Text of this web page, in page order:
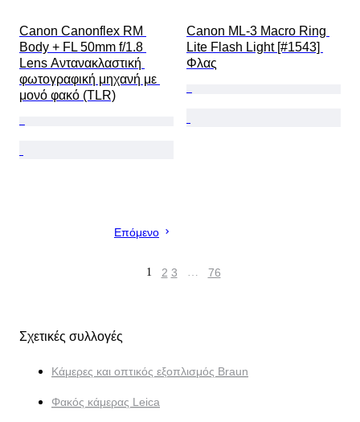
Canon Canonflex RM
Body + FL 50mm f/1.8
Lens Αντανακλαστική
φωτογραφική μηχανή με
μονό φακό (TLR)
Canon ML-3 Macro Ring
Lite Flash Light [#1543]
Φλας
Επόμενο
1 2 3 … 76
Σχετικές συλλογές
Κάμερες και οπτικός εξοπλισμός Braun
Φακός κάμερας Leica